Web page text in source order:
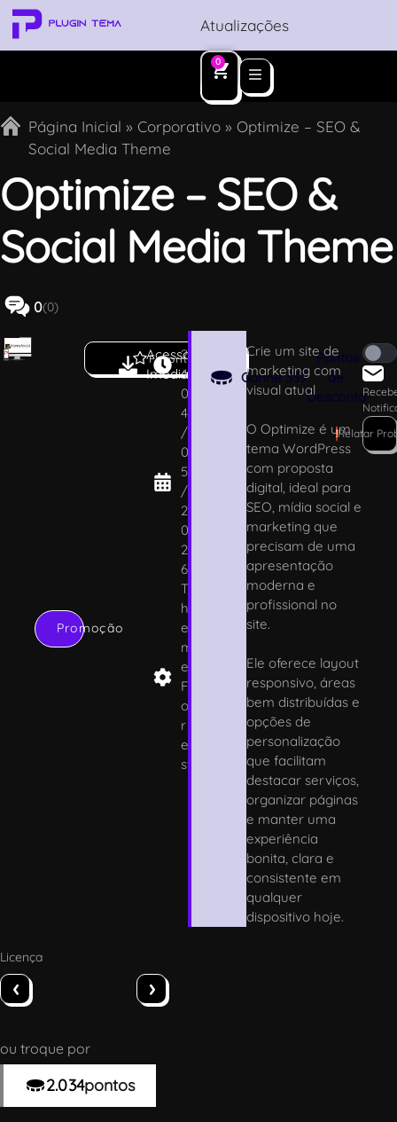
Atualizações
0
Página Inicial » Corporativo » Optimize – SEO &
Social Media Theme
Optimize – SEO &
Social Media Theme
0(0)
Promoção
Favoritar
Acesso
Imediato
2
.1
0
4
/
0
5
/
2
0
2
6
T
h
e
m
e
F
o
r
e
st
Ganhe339
Pontos
de
Desconto
Crie um site de
marketing com
visual atual
O Optimize é um
tema WordPress
com proposta
digital, ideal para
SEO, mídia social e
marketing que
precisam de uma
apresentação
moderna e
profissional no
site.
Ele oferece layout
responsivo, áreas
bem distribuídas e
opções de
personalização
que facilitam
destacar serviços,
organizar páginas
e manter uma
experiência
bonita, clara e
consistente em
qualquer
dispositivo hoje.
!Relatar
Licença
‹ ›
ou troque por
2.034pontos